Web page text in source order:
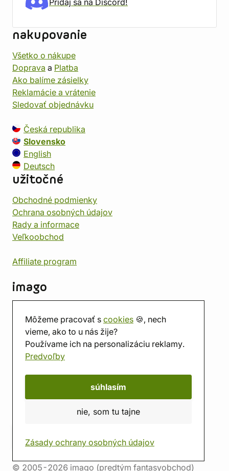
Môžeme pracovať s cookies 🍪, nech
vieme, ako to u nás žije?
Používame ich na personalizáciu reklamy.
Predvoľby
súhlasím
nie, som tu tajne
Zásady ochrany osobných údajov
Pridaj sa na Discord!
nakupovanie
Všetko o nákupe
Doprava a Platba
Ako balíme zásielky
Reklamácie a vrátenie
Sledovať objednávku
Česká republika
Slovensko
English
Deutsch
užitočné
Obchodné podmienky
Ochrana osobných údajov
Rady a informace
Veľkoobchod
Affiliate program
imago
Predajňa
Herňa
O nás
Hodnotenie obchodu
© 2005-2026 imago (predtým fantasyobchod)